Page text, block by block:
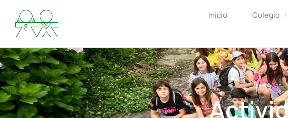
Inicio Colegio